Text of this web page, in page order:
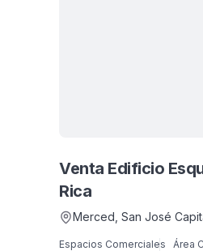
Venta Edificio
Rica
Merced , San José
Espacios Comerciales Área